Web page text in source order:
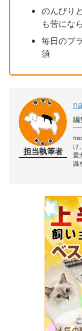
のんびり
も苦にな
毎日のブ
須
担当執筆者
編
け。
愛
識